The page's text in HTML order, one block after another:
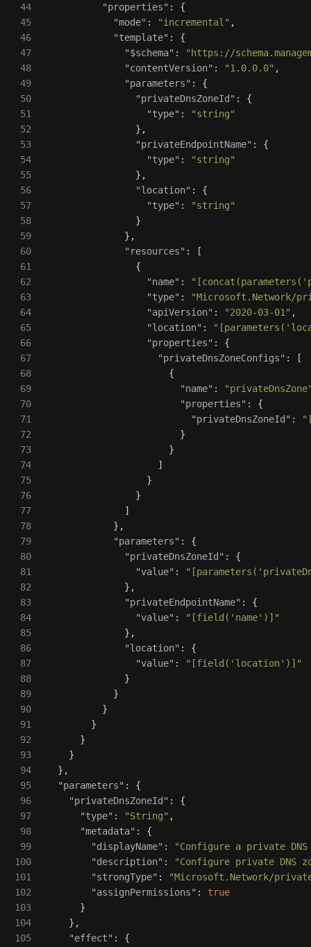
44
45
46
47
48
49
50
51
52
53
54
55
56
57
58
59
60
61
62
63
64
65
66
67
68
69
70
71
72
73
74
75
76
77
78
79
80
81
82
83
84
85
86
87
88
89
90
91
92
93
94
95
96
97
98
99
100
101
102
103
104
105
"properties" :
{
"mode" : "incremental" ,
"template" :
{
"$schema" :
"https://
"contentVersion" : "1.0.0.0" ,
"parameters" :
{
"privateDnsZoneId" :
{
"type" :
"string"
},
"privateEndpointName" :
{
"type" :
"string"
},
"location" :
{
"type" :
"string"
}
},
"resources" :
[
{
"name" :
"type" :
"Microsoft.Network/
"apiVersion" : "2020-03-01" ,
"location" :
"properties" :
{
"privateDnsZoneConfigs" :
[
{
"name" :
"properties" :
{
"privateDnsZoneId" :
}
}
]
}
}
]
},
"parameters" :
{
"privateDnsZoneId" :
{
"value" :
},
"privateEndpointName" :
{
"value" :
"[field('name')]"
},
"location" :
{
"value" :
"[field('location')]"
}
}
}
}
}
}
},
"parameters" :
{
"privateDnsZoneId" :
{
"type" : "String" ,
"metadata" :
{
"displayName" :
"Configure a private
"description" :
"Configure private DNS
"strongType" :
"Microsoft.Network/
"assignPermissions" :
true
}
},
"effect" :
{